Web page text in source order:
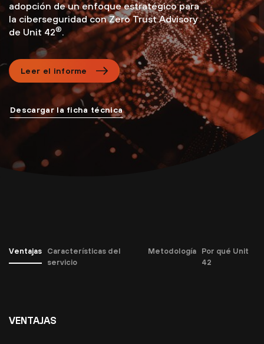
adopción de un enfoque estratégico para
la ciberseguridad con Zero Trust Advisory
de Unit 42®.
Leer el informe
Descargar la ficha técnica
Ventajas
Características del
servicio
Metodología
Por qué Unit
42
VENTAJAS